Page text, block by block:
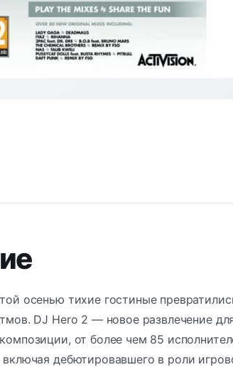
осенью тихие гостиные
DJ Hero 2 — новое развлечение
от более чем 85
дебютировавшего в роли